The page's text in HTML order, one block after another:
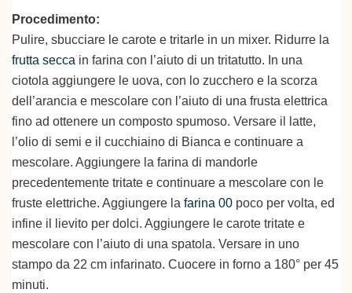
Procedimento:
Pulire, sbucciare le carote e tritarle in un mixer. Ridurre la
frutta secca in farina con l’aiuto di un tritatutto. In una
ciotola aggiungere le uova, con lo zucchero e la scorza
dell’arancia e mescolare con l’aiuto di una frusta elettrica
fino ad ottenere un composto spumoso. Versare il latte,
l’olio di semi e il cucchiaino di Bianca e continuare a
mescolare. Aggiungere la farina di mandorle
precedentemente tritate e continuare a mescolare con le
fruste elettriche. Aggiungere la farina 00 poco per volta, ed
infine il lievito per dolci. Aggiungere le carote tritate e
mescolare con l’aiuto di una spatola. Versare in uno
stampo da 22 cm infarinato. Cuocere in forno a 180° per 45
minuti.